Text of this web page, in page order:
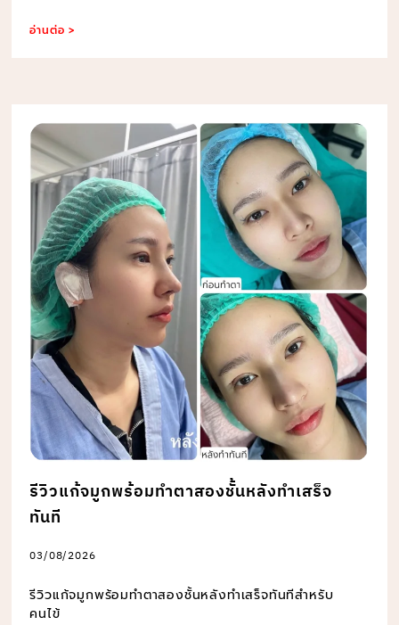
อ่านต่อ >
รีวิวแก้จมูกพร้อมทำตาสองชั้นหลังทำเสร็จ
ทันที
03/08/2026
รีวิวแก้จมูกพร้อมทำตาสองชั้นหลังทำเสร็จทันทีสำหรับ
คนไข้